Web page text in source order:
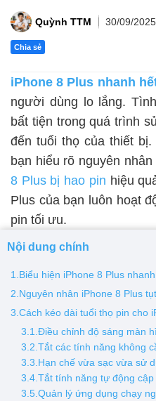
Thay loa Thay
Màn hình iPhone
Màn hình Xiaomi
Màn hình Vsmart
Thay pin
Pin iPhone Pin
Vỏ Huawei Vỏ
Quỳnh TTM 30/09/
Chia sẻ
iPhone 8 Plus nhanh
người dùng lo lắng.
bất tiện trong quá trình
đến tuổi thọ của thiết
bạn hiểu rõ nguyên nhân
8 Plus bị hao pin hiệu
Plus của bạn luôn hoạt
pin tối ưu.
Nội dung chính
1.Biểu hiện iPhone 8 Plus
2.Nguyên nhân iPhone 8 Plus
3.Cách kéo dài tuổi thọ pin cho
3.1.Điều chỉnh độ sáng màn
3.2.Tắt các tính năng không
3.3.Hạn chế vừa sạc vừa sử
3.4.Tắt tính năng tự động cập
3.5.Quản lý ứng dụng chạy